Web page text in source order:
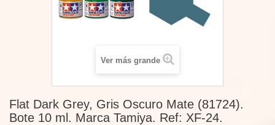
Ver más grande
Flat Dark Grey, Gris Oscuro Mate (81724).
Bote 10 ml. Marca Tamiya. Ref: XF-24.